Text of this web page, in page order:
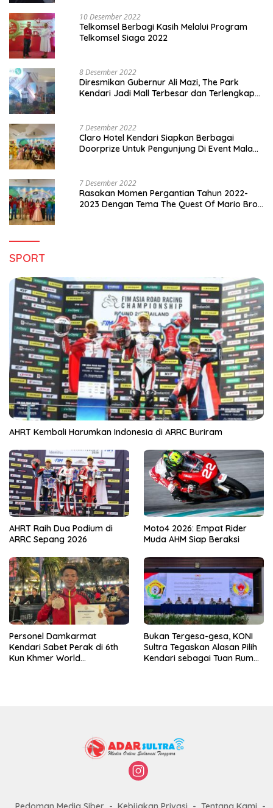
10 Desember 2022
Telkomsel Berbagi Kasih Melalui Program
Telkomsel Siaga 2022
8 Desember 2022
Diresmikan Gubernur Ali Mazi, The Park
Kendari Jadi Mall Terbesar dan Terlengkap
7 Desember 2022
Claro Hotel Kendari Siapkan Berbagai
Doorprize Untuk Pengunjung Di Event Malam
7 Desember 2022
Rasakan Momen Pergantian Tahun 2022-
2023 Dengan Tema The Quest Of Mario Bros
SPORT
AHRT Kembali Harumkan Indonesia di ARRC Buriram
AHRT Raih Dua Podium di
ARRC Sepang 2026
Moto4 2026: Empat Rider
Muda AHM Siap Beraksi
Personel Damkarmat
Kendari Sabet Perak di 6th
Kun Khmer World
Bukan Tergesa-gesa, KONI
Sultra Tegaskan Alasan Pilih
Kendari sebagai Tuan Rumah